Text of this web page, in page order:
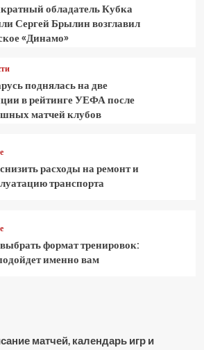
обладатель Кубка
Сергей Брылин возглавил
«Динамо»
поднялась на две
в рейтинге УЕФА после
матчей клубов
расходы на ремонт и
транспорта
формат тренировок:
именно вам
матчей, календарь игр и